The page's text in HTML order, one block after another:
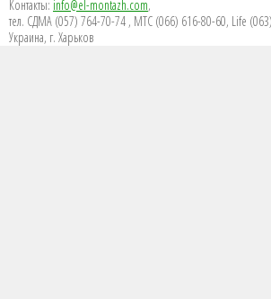
Контакты: info@el-montazh.com,
тел. СДМА (057) 764-70-74 , МТС (066) 616-80-60, Life
Украина, г. Харьков